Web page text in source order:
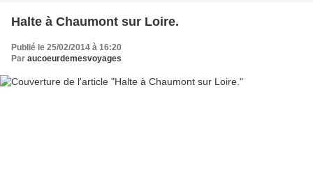
Halte à Chaumont sur Loire.
Publié le 25/02/2014 à 16:20
Par aucoeurdemesvoyages